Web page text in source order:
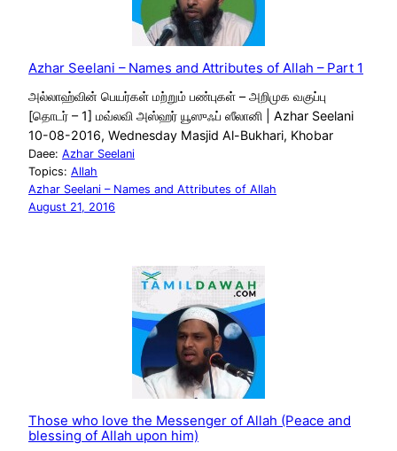
Azhar Seelani – Names and Attributes of Allah – Part 1
அல்லாஹ்வின் பெயர்கள் மற்றும் பண்புகள் – அறிமுக வகுப்பு
[தொடர் – 1] மவ்லவி அஸ்ஹர் யூஸுஃப் ஸீலானி | Azhar Seelani
10-08-2016, Wednesday Masjid Al-Bukhari, Khobar
Daee: Azhar Seelani
Topics: Allah
Azhar Seelani – Names and Attributes of Allah
August 21, 2016
Those who love the Messenger of Allah (Peace and
blessing of Allah upon him)